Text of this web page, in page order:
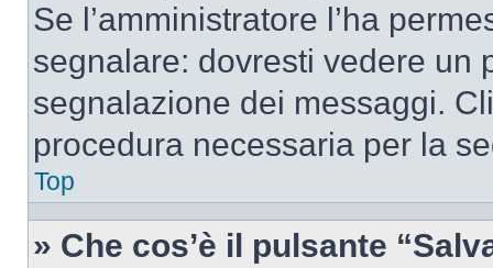
Se l’amministratore l’ha
segnalare: dovresti vedere un
segnalazione dei messaggi.
procedura necessaria per la
Top
» Che cos’è il pulsante